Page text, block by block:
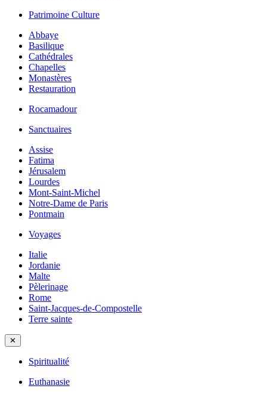
Patrimoine Culture
Abbaye
Basilique
Cathédrales
Chapelles
Monastères
Restauration
Rocamadour
Sanctuaires
Assise
Fatima
Jérusalem
Lourdes
Mont-Saint-Michel
Notre-Dame de Paris
Pontmain
Voyages
Italie
Jordanie
Malte
Pèlerinage
Rome
Saint-Jacques-de-Compostelle
Terre sainte
✕
Spiritualité
Euthanasie